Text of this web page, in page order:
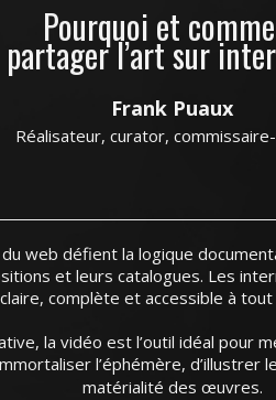
Pourquoi et
partager l’art sur
Frank Puaux
Réalisateur, curator,
web défient la logique
et leurs catalogues. Les
claire, complète et accessible à
la vidéo est l’outil idéal pour
l’éphémère,
matérialité des œuvres.